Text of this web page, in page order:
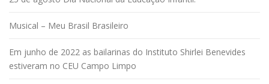
Musical – Meu Brasil Brasileiro
Em junho de 2022 as bailarinas do Instituto Shirlei Benevides
estiveram no CEU Campo Limpo